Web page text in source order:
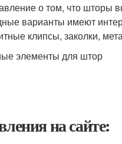
о том, что шторы
варианты имеют
клипсы, заколки,
элементы для штор
на сайте: